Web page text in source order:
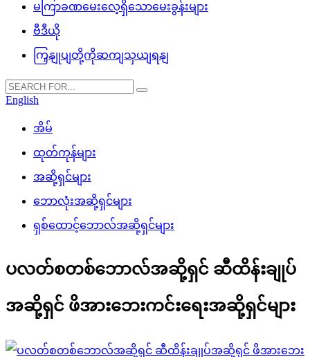
မကြာခဏမေးလေ့ရှိသောမေးခွန်းများ
ဗီဒီယို
ကြှနျုပျတို့ကိုဆကျသှယျရနျ
English
အိမ်
ထုတ်ကုန်များ
အဆို့ရှင်များ
ဘောလုံးအဆို့ရှင်များ
ရှစ်ထောင့်ဘောလ်အဆို့ရှင်များ
ပလတ်စတစ်ဘောလ်အဆို့ရှင် ဆီထိန်းချုပ်
အဆို့ရှင် ဖိအားဘေးကင်းရေးအဆို့ရှင်များ